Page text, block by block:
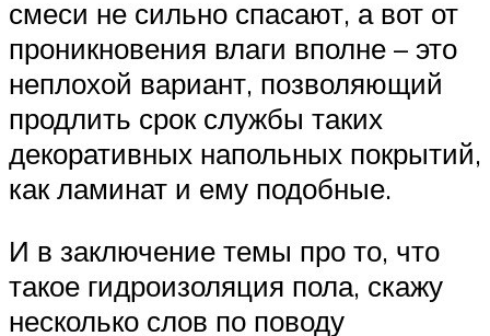
смеси не сильно спасают, а вот от
проникновения влаги вполне – это
неплохой вариант, позволяющий
продлить срок службы таких
декоративных напольных покрытий,
как ламинат и ему подобные.
И в заключение темы про то, что
такое гидроизоляция пола, скажу
несколько слов по поводу